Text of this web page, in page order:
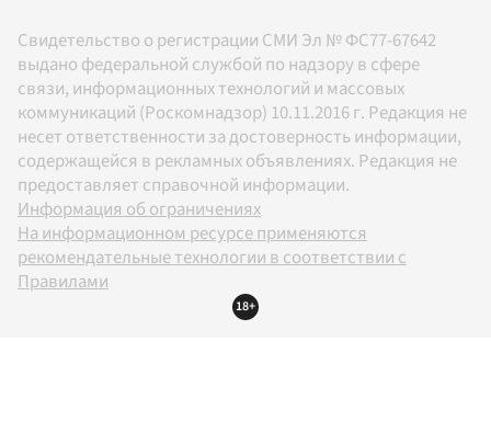
Свидетельство о регистрации СМИ Эл № ФС77-67642
выдано федеральной службой по надзору в сфере
связи, информационных технологий и массовых
коммуникаций (Роскомнадзор) 10.11.2016 г. Редакция не
несет ответственности за достоверность информации,
содержащейся в рекламных объявлениях. Редакция не
предоставляет справочной информации.
Информация об ограничениях
На информационном ресурсе применяются
рекомендательные технологии в соответствии с
Правилами
18+